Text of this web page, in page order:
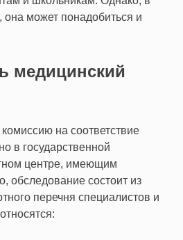
она может понадобиться и
медицинский
на соответствие
в государственной
центре, имеющим
обследование состоит из
перечня специалистов и